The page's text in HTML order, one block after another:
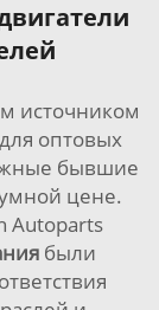
источником
оптовых
бывшие
цене.
Autoparts
были